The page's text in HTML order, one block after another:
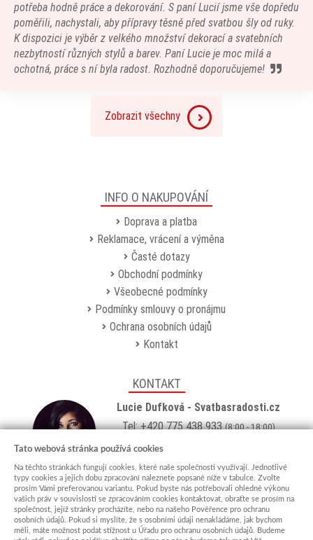
potřeba hodně práce a dekorování. S paní Lucií jsme vše dopředu
poměřili, nachystali, aby přípravy těsně před svatbou šly od ruky.
K dispozici je výběr z velkého množství dekorací a svatebních
nezbytností různých stylů a barev. Paní Lucie je moc milá a
ochotná, práce s ní byla radost. Rozhodně doporučujeme!
Zobrazit všechny
INFO O NAKUPOVÁNÍ
Doprava a platba
Reklamace, vrácení a výměna
Časté dotazy
Obchodní podmínky
Všeobecné podmínky
Podmínky smlouvy o pronájmu
Ochrana osobních údajů
Kontakt
KONTAKT
Lucie Dufková - Svatbasradosti.cz
Tel: +420 775 438 933(8:00 - 18:00)
Email:
Showroom
Jungmannova 627, Kyjov 69701
Po-Pá: po domluvě (více info)
Tato webová stránka používá cookies
Na těchto stránkách fungují cookies, které naše společnosti využívají. Jednotlivé
typy cookies a jejich dobu zpracování naleznete popsané níže v tabulce. Zvolte
prosím Vámi preferovanou variantu. Pokud byste nás potřebovali ohledně výkonu
vašich práv v souvislosti se zpracováním cookies kontaktovat, obraťte se prosím na
společnost, jejíž stránky procházíte, nebo na našeho Pověřence pro ochranu
osobních údajů. Pokud si myslíte, že s osobními údaji nenakládáme, jak bychom
měli, máte možnost podat stížnost u Úřadu pro ochranu osobních údajů. Budeme